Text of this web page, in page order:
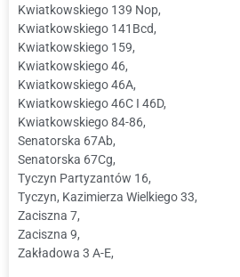
Kwiatkowskiego 139 Nop,
Kwiatkowskiego 141Bcd,
Kwiatkowskiego 159,
Kwiatkowskiego 46,
Kwiatkowskiego 46A,
Kwiatkowskiego 46C I 46D,
Kwiatkowskiego 84-86,
Senatorska 67Ab,
Senatorska 67Cg,
Tyczyn Partyzantów 16,
Tyczyn, Kazimierza Wielkiego 33,
Zaciszna 7,
Zaciszna 9,
Zakładowa 3 A-E,